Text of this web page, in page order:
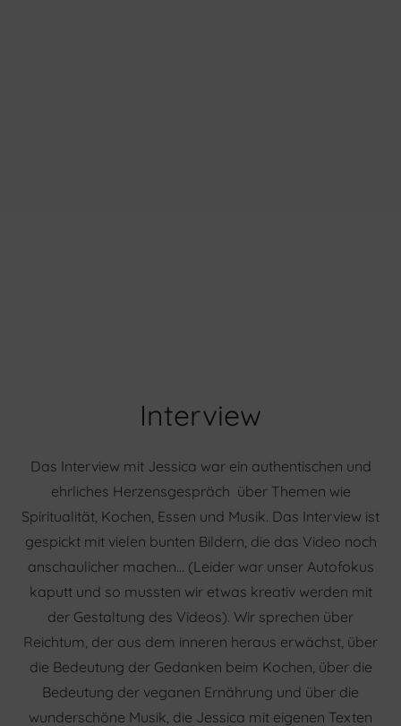
Interview
Das Interview mit Jessica war ein authentischen und
ehrliches Herzensgespräch über Themen wie
Spiritualität, Kochen, Essen und Musik. Das Interview ist
gespickt mit vielen bunten Bildern, die das Video noch
anschaulicher machen… (Leider war unser Autofokus
kaputt und so mussten wir etwas kreativ werden mit
der Gestaltung des Videos). Wir sprechen über
Reichtum, der aus dem inneren heraus erwächst, über
die Bedeutung der Gedanken beim Kochen, über die
Bedeutung der veganen Ernährung und über die
wunderschöne Musik, die Jessica mit eigenen Texten